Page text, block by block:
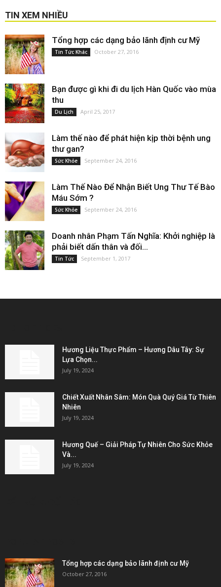
TIN XEM NHIỀU
Tổng hợp các dạng bảo lãnh định cư Mỹ
Tin Tức Khác October 27, 2016
Bạn được gì khi đi du lịch Hàn Quốc vào mùa
thu
Du Lịch April 25, 2017
Làm thế nào để phát hiện kịp thời bệnh ung
thư gan?
Sức Khỏe September 24, 2016
Làm Thế Nào Để Nhận Biết Ung Thư Tế Bào
Máu Sớm ?
Sức Khỏe September 24, 2016
Doanh nhân Phạm Tấn Nghĩa: Khởi nghiệp là
phải biết dấn thân và đối...
Tin Tức September 1, 2017
Hương Liệu Thực Phẩm – Hương Dâu Tây: Sự
Lựa Chọn...
July 19, 2024
Chiết Xuất Nhân Sâm: Món Quà Quý Giá Từ Thiên
Nhiên
July 19, 2024
Hương Quế – Giải Pháp Tự Nhiên Cho Sức Khỏe
Và...
July 19, 2024
Tổng hợp các dạng bảo lãnh định cư Mỹ
October 27, 2016